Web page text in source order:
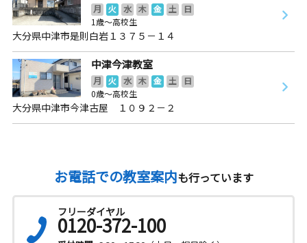
月 火 水 木 金 土
日
1歳～高校生
大分県中津市是則白岩１３７５－１４
中津今津教室
月 火 水 木 金 土
日
0歳～高校生
大分県中津市今津古屋 １０９２－２
お電話での教室案内も行っています
フリーダイヤル
0120-372-100